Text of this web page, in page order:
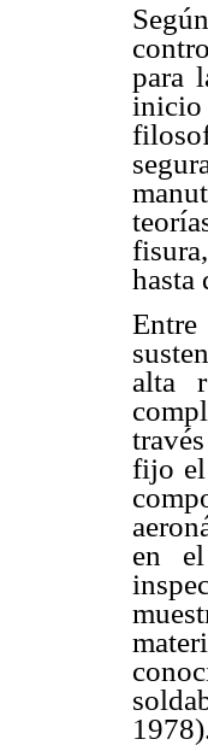
para
inicio
hasta
Entre
alta
fijo el
en